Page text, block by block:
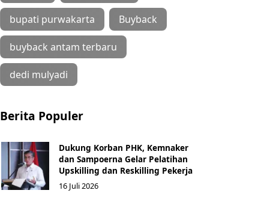
bupati purwakarta Buyback
buyback antam terbaru
dedi mulyadi
Berita Populer
Dukung Korban PHK, Kemnaker
dan Sampoerna Gelar Pelatihan
Upskilling dan Reskilling Pekerja
16 Juli 2026